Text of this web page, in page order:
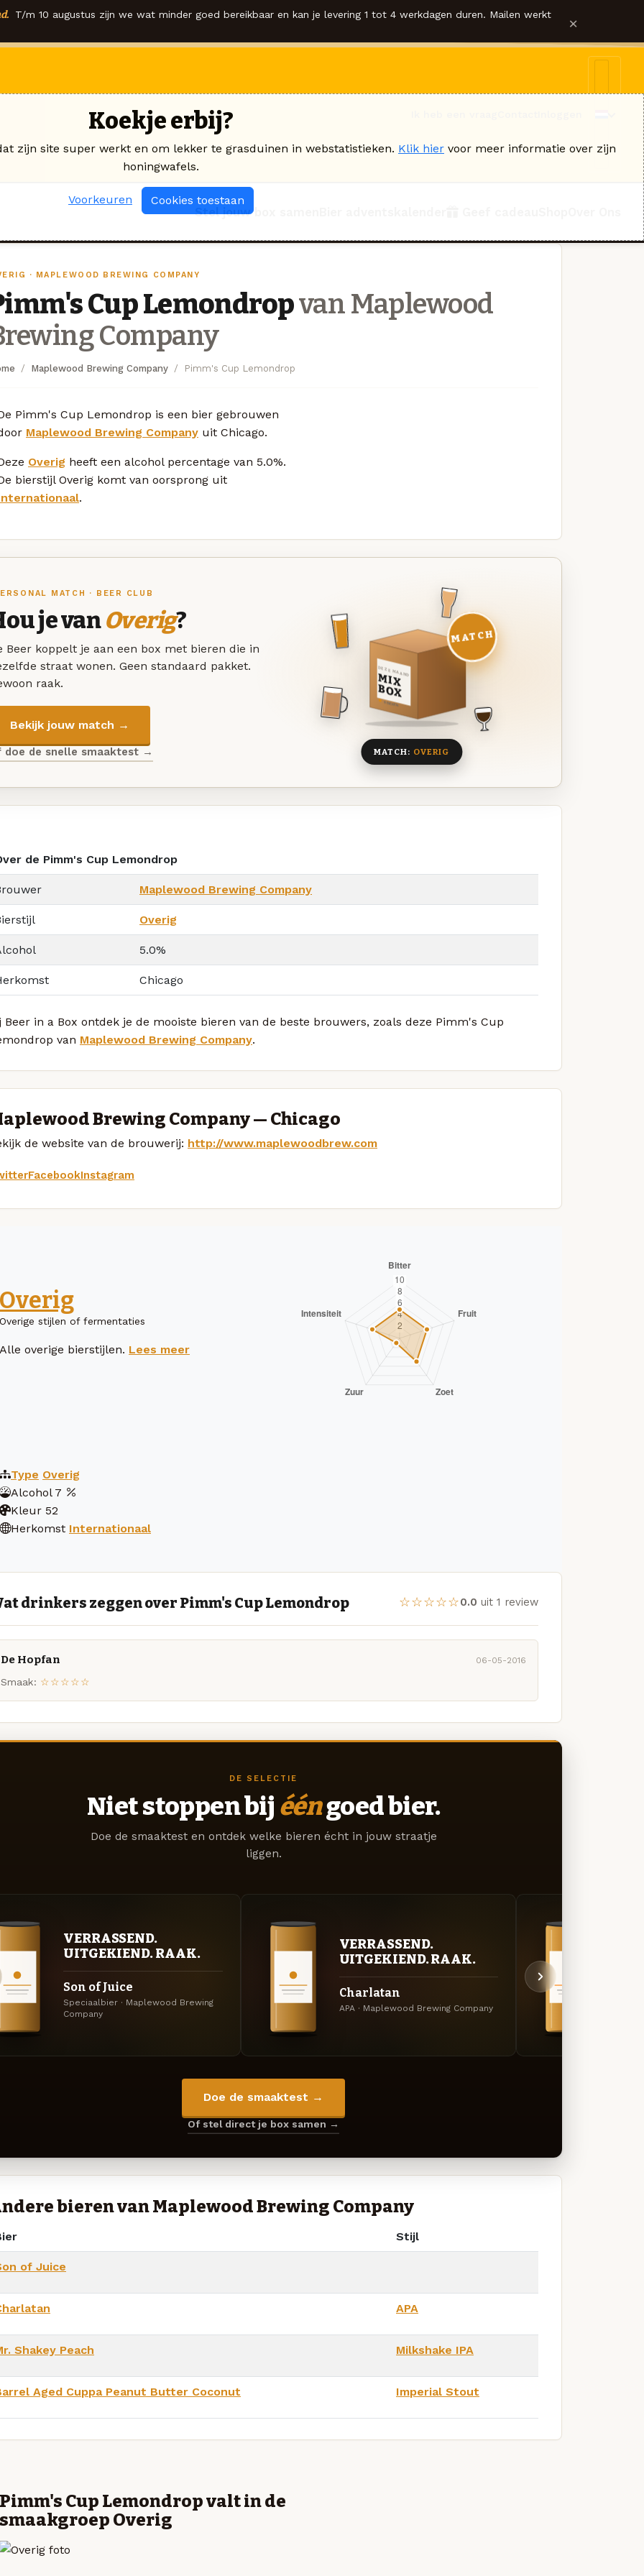
T/m 10 augustus zijn we wat minder goed bereikbaar en kan je levering 1 tot 4 werkdagen duren. Mailen werkt ×
Stel jouw box samen
· MAPLEWOOD BREWING COMPANY
Cup Lemondropvan Maplewood
Company
Maplewood Brewing Company Pimm's Cup Lemondrop
Pimm's Cup Lemondrop is een bier gebrouwen
Maplewood Brewing Company uit Chicago.
Overig heeft een alcohol percentage van 5.0%.
bierstijl Overig komt van oorsprong uit
.
MATCH · BEER CLUB
je vanOverig?
Beer koppelt je aan een box met bieren die in
straat wonen. Geen standaard pakket.
raak.
Bekijk jouw match →
doe de snelle smaaktest →
DEZE MAAND
MIX
BOX
8 BIEREN
MATCH
MATCH: OVERIG
de Pimm's Cup Lemondrop
Maplewood Brewing Company
Overig
5.0%
Chicago
Beer in a Box ontdek je de mooiste bieren van de beste brouwers, zoals deze Pimm's Cup
van Maplewood Brewing Company.
Brewing Company — Chicago
de website van de brouwerij: http://www.maplewoodbrew.com
FacebookInstagram
Overig
Overige stijlen of fermentaties
Alle overige bierstijlen. Lees meer
Type Overig
Alcohol 7
Kleur 52
Herkomst Internationaal
drinkers zeggen over Pimm's Cup Lemondrop ☆☆☆☆☆0.0 uit 1 review
De Hopfan 06-05-2016
Smaak: ☆☆☆☆☆
DE SELECTIE
Niet stoppen bij ééngoed bier.
Doe de smaaktest en ontdek welke bieren écht in jouw straatje
liggen.
VERRASSEND.
UITGEKIEND. RAAK.
Son of Juice
Speciaalbier · Maplewood Brewing
Company
VERRASSEND.
UITGEKIEND. RAAK.
Charlatan
APA · Maplewood Brewing Company
Doe de smaaktest →
Of stel direct je box samen →
bieren van Maplewood Brewing Company
Stijl
of Juice
APA
Shakey Peach Milkshake IPA
Aged Cuppa Peanut Butter Coconut Imperial Stout
Pimm's Cup Lemondrop valt in de
smaakgroep Overig
Koekje erbij?
zijn site super werkt en om lekker te grasduinen in webstatistieken. Klik hier voor meer informatie over zijn
honingwafels.
Voorkeuren Cookies toestaan